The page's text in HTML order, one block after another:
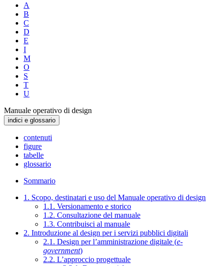
A
B
C
D
E
I
M
O
S
T
U
Manuale operativo di design
indici e glossario
contenuti
figure
tabelle
glossario
Sommario
1. Scopo, destinatari e uso del Manuale operativo di design
1.1. Versionamento e storico
1.2. Consultazione del manuale
1.3. Contribuisci al manuale
2. Introduzione al design per i servizi pubblici digitali
2.1. Design per l’amministrazione digitale (e-
government)
2.2. L’approccio progettuale